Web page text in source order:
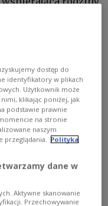
dostęp do
identyfikatory w plikach
Użytkownik może
klikając poniżej, jak
podstawie prawnie
na stronie
naszym
przeglądania. Polityka
dane w
Aktywne skanowanie
Przechowywanie